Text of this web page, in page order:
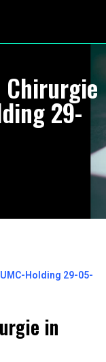
Chirurgie
29-
Holding 29-05-
in